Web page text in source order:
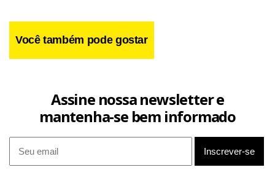
Você também pode gostar
Assine nossa newsletter e
mantenha-se bem informado